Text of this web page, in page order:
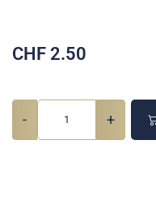
CHF 2.50
- +